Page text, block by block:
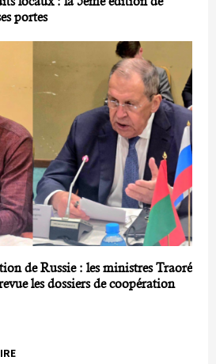
portes
de Russie : les ministres Traoré
les dossiers de coopération